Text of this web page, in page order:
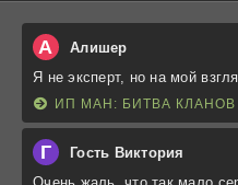
А Алишер
Я не эксперт, но на мой
ИП МАН: БИТВА КЛАНОВ
Г Гость Виктория